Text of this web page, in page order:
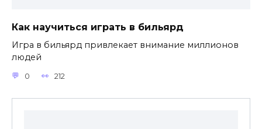
Как научиться играть в бильярд
Игра в бильярд привлекает внимание миллионов
людей
0 212